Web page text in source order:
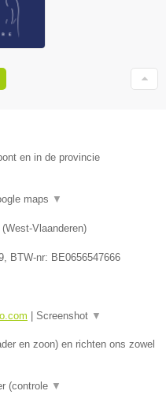
en in de provincie
maps ▼
(West-Vlaanderen)
, BTW-nr: BE0656547666
| Screenshot ▼
en zoon) en richten ons zowel
(controle ▼